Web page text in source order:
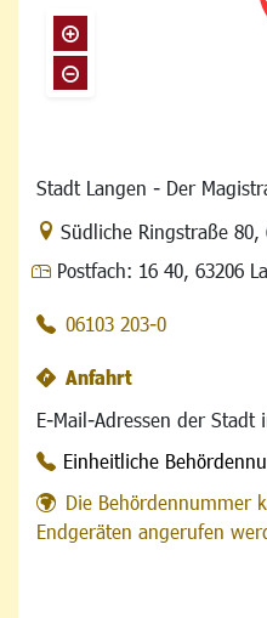
Stadt Langen - Der
Link zur Google-Maps
Südliche Ringstraße 80,
Postfach: 16 40, 63206
06103 203-0
Anfahrt
E-Mail-Adressen der Stadt
Einheitliche
Die Behördennummer
Endgeräten angerufen